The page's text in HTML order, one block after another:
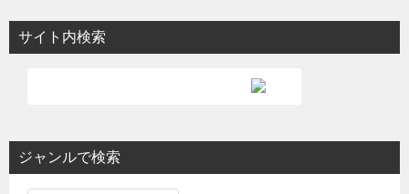
サイト内検索
ジャンルで検索